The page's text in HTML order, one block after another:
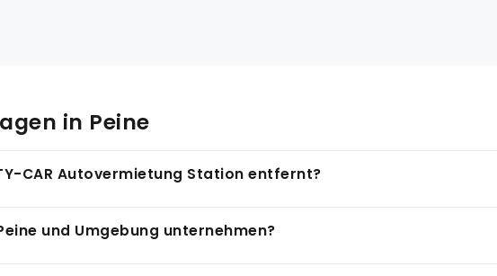
in Peine
CAR Autovermietung Station entfernt?
und über die A2 in rund 35 Minuten erreichbar.
und Umgebung unternehmen?